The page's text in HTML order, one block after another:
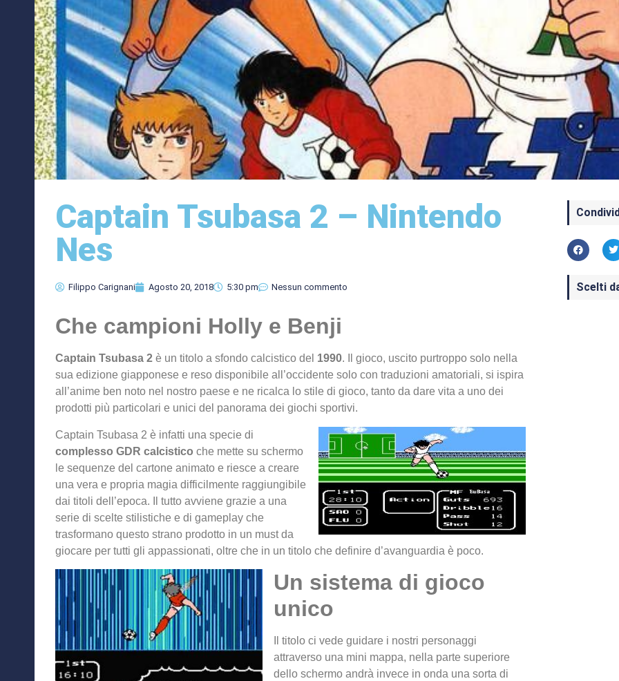
Captain Tsubasa 2 – Nintendo
Nes
Filippo Carignani Agosto 20, 2018 5:30 pm Nessun commento
Che campioni Holly e Benji
Captain Tsubasa 2 è un titolo a sfondo calcistico del 1990. Il gioco, uscito purtroppo solo nella
sua edizione giapponese e reso disponibile all’occidente solo con traduzioni amatoriali, si ispira
all’anime ben noto nel nostro paese e ne ricalca lo stile di gioco, tanto da dare vita a uno dei
prodotti più particolari e unici del panorama dei giochi sportivi.
Captain Tsubasa 2 è infatti una specie di
complesso GDR calcistico che mette su schermo
le sequenze del cartone animato e riesce a creare
una vera e propria magia difficilmente raggiungibile
dai titoli dell’epoca. Il tutto avviene grazie a una
serie di scelte stilistiche e di gameplay che
trasformano questo strano prodotto in un must da
giocare per tutti gli appassionati, oltre che in un titolo che definire d’avanguardia è poco.
Un sistema di gioco
unico
Il titolo ci vede guidare i nostri personaggi
attraverso una mini mappa, nella parte superiore
dello schermo andrà invece in onda una sorta di
Scelti